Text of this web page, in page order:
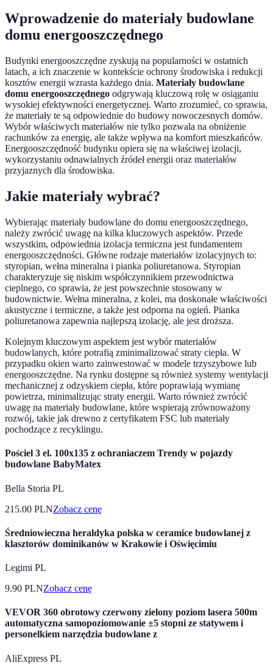
Wprowadzenie do materiały budowlane
domu energooszczędnego
Budynki energooszczędne zyskują na popularności w ostatnich
latach, a ich znaczenie w kontekście ochrony środowiska i redukcji
kosztów energii wzrasta każdego dnia. Materiały budowlane
domu energooszczędnego odgrywają kluczową rolę w osiąganiu
wysokiej efektywności energetycznej. Warto zrozumieć, co sprawia,
że materiały te są odpowiednie do budowy nowoczesnych domów.
Wybór właściwych materiałów nie tylko pozwala na obniżenie
rachunków za energię, ale także wpływa na komfort mieszkańców.
Energooszczędność budynku opiera się na właściwej izolacji,
wykorzystaniu odnawialnych źródeł energii oraz materiałów
przyjaznych dla środowiska.
Jakie materiały wybrać?
Wybierając materiały budowlane do domu energooszczędnego,
należy zwrócić uwagę na kilka kluczowych aspektów. Przede
wszystkim, odpowiednia izolacja termiczna jest fundamentem
energooszczędności. Główne rodzaje materiałów izolacyjnych to:
styropian, wełna mineralna i pianka poliuretanowa. Styropian
charakteryzuje się niskim współczynnikiem przewodnictwa
cieplnego, co sprawia, że jest powszechnie stosowany w
budownictwie. Wełna mineralna, z kolei, ma doskonałe właściwości
akustyczne i termiczne, a także jest odporna na ogień. Pianka
poliuretanowa zapewnia najlepszą izolację, ale jest droższa.
Kolejnym kluczowym aspektem jest wybór materiałów
budowlanych, które potrafią zminimalizować straty ciepła. W
przypadku okien warto zainwestować w modele trzyszybowe lub
energooszczędne. Na rynku dostępne są również systemy wentylacji
mechanicznej z odzyskiem ciepła, które poprawiają wymianę
powietrza, minimalizując straty energii. Warto również zwrócić
uwagę na materiały budowlane, które wspierają zrównoważony
rozwój, takie jak drewno z certyfikatem FSC lub materiały
pochodzące z recyklingu.
Pościel 3 el. 100x135 z ochraniaczem Trendy w pojazdy
budowlane BabyMatex
Bella Storia PL
215.00 PLNZobacz cenę
Średniowieczna heraldyka polska w ceramice budowlanej z
klasztorów dominikanów w Krakowie i Oświęcimiu
Legimi PL
9.90 PLNZobacz cenę
VEVOR 360 obrotowy czerwony zielony poziom lasera 500m
automatyczna samopoziomowanie ±5 stopni ze statywem i
personelkiem narzędzia budowlane z
AliExpress PL